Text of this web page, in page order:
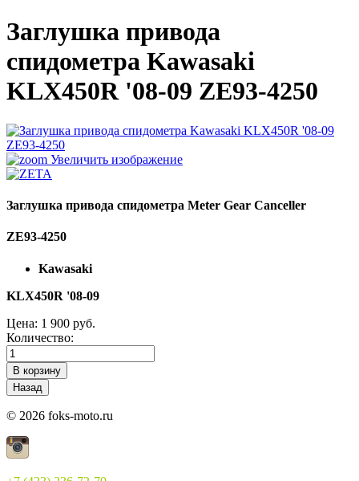
Заглушка привода
спидометра Kawasaki
KLX450R '08-09 ZE93-4250
Увеличить изображение
Заглушка привода спидометра Meter Gear Canceller
ZE93-4250
Kawasaki
KLX450R '08-09
Цена: 1 900 руб.
Количество:
© 2026 foks-moto.ru